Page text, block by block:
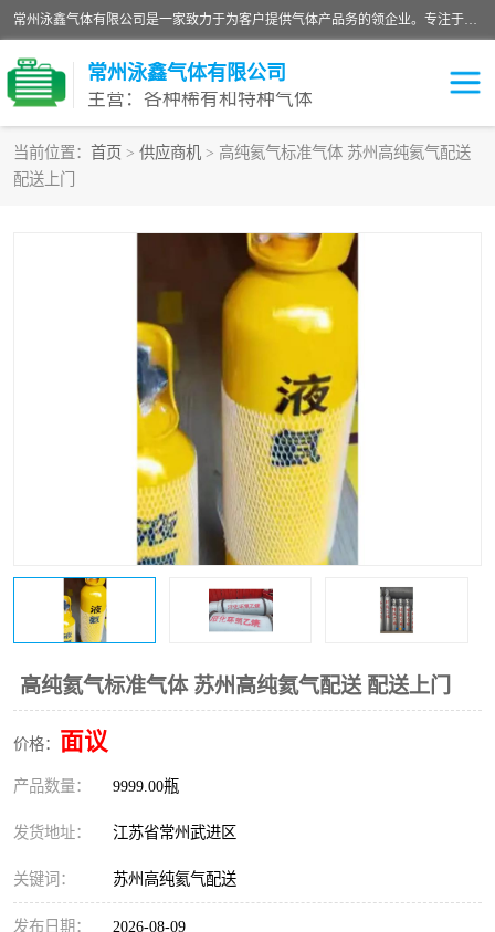
常州泳鑫气体有限公司是一家致力于为客户提供气体产品务的领企业。专注于环氧乙烷剂、环氧乙烷、高纯气体以及稀有和特种气体的研发、生产、销售和配送，产品广泛应用于医疗、电子、科研、化工、食品等多个领域。主要产品有：环氧乙烷灭菌剂，环氧乙烷，高纯氩，氮，氪，氙，氖，氘，笑，氦，氢，氧等各种稀有和特种气体。
常州泳鑫气体有限公司
主营：各种稀有和特种气体
当前位置： 首页 > 供应商机 > 高纯氦气标准气体 苏州高纯氦气配送
配送上门
高纯氦气标准气体 苏州高纯氦气配送 配送上门
价格： 面议
产品数量： 9999.00瓶
发货地址： 江苏省常州武进区
关键词： 苏州高纯氦气配送
发布日期： 2026-08-09
高纯氦气
高纯氩气